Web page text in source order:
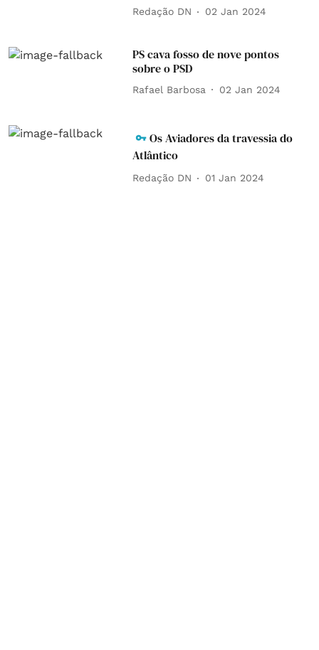
Redação DN 02 Jan 2024
PS cava fosso de nove pontos
sobre o PSD
Rafael Barbosa 02 Jan 2024
Os Aviadores da travessia do
Atlântico
Redação DN 01 Jan 2024